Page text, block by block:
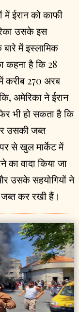
ईरान को काफी
उसके इस
में इस्लामिक
कहना है कि 28
करीब 270 अरब
अमेरिका ने ईरान
भी हो सकता है कि
उसकी जब्त
से खुल मार्केट में
वादा किया जा
उसके सहयोगियों ने
कर रखी हैं।